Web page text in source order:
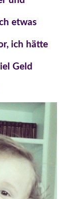
etwas
ich hätte
Geld